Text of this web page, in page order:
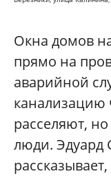
Окна домов
прямо на
аварийной
канализацию
расселяют,
люди. Эдуард